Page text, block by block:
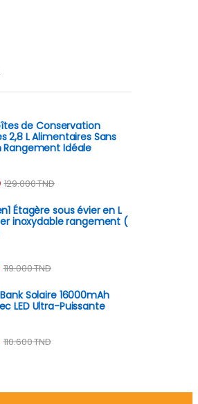
de Conservation
2,8 L Alimentaires Sans
Rangement Idéale
129.000TND
Étagère sous évier en L
inoxydable rangement (
119.000TND
Solaire 16000mAh
LED Ultra-Puissante
110.600TND